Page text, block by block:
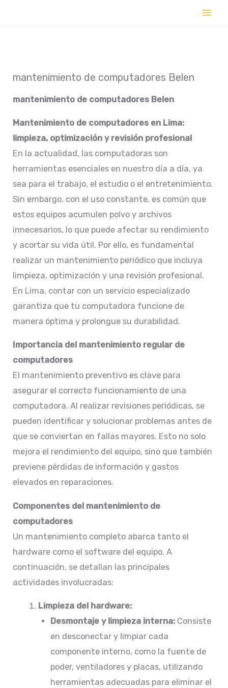
mantenimiento de computadores Belen
mantenimiento de computadores Belen
Mantenimiento de computadores en Lima:
limpieza, optimización y revisión profesional
En la actualidad, las computadoras son
herramientas esenciales en nuestro día a día, ya
sea para el trabajo, el estudio o el entretenimiento.
Sin embargo, con el uso constante, es común que
estos equipos acumulen polvo y archivos
innecesarios, lo que puede afectar su rendimiento
y acortar su vida útil. Por ello, es fundamental
realizar un mantenimiento periódico que incluya
limpieza, optimización y una revisión profesional.
En Lima, contar con un servicio especializado
garantiza que tu computadora funcione de
manera óptima y prolongue su durabilidad.​
Importancia del mantenimiento regular de
computadores
El mantenimiento preventivo es clave para
asegurar el correcto funcionamiento de una
computadora. Al realizar revisiones periódicas, se
pueden identificar y solucionar problemas antes de
que se conviertan en fallas mayores. Esto no solo
mejora el rendimiento del equipo, sino que también
previene pérdidas de información y gastos
elevados en reparaciones.​
Componentes del mantenimiento de
computadores
Un mantenimiento completo abarca tanto el
hardware como el software del equipo. A
continuación, se detallan las principales
actividades involucradas:​
Limpieza del hardware:
Desmontaje y limpieza interna: Consiste
en desconectar y limpiar cada
componente interno, como la fuente de
poder, ventiladores y placas, utilizando
herramientas adecuadas para eliminar el